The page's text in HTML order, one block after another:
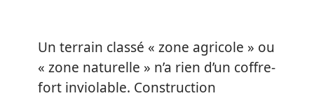
Un terrain classé « zone agricole » ou
« zone naturelle » n’a rien d’un coffre-
fort inviolable. Construction